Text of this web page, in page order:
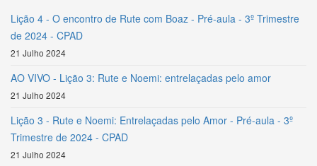
Lição 4 - O encontro de Rute com Boaz - Pré-aula - 3º Trimestre
de 2024 - CPAD
21 Julho 2024
AO VIVO - Lição 3: Rute e Noemi: entrelaçadas pelo amor
21 Julho 2024
Lição 3 - Rute e Noemi: Entrelaçadas pelo Amor - Pré-aula - 3º
Trimestre de 2024 - CPAD
21 Julho 2024